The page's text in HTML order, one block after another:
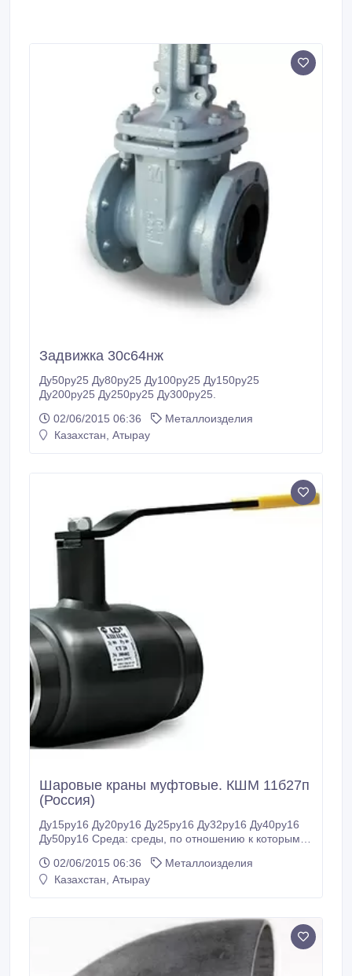
Задвижка 30с64нж
Ду50ру25 Ду80ру25 Ду100ру25 Ду150ру25
Ду200ру25 Ду250ру25 Ду300ру25.
02/06/2015 06:36
Металлоизделия
Казахстан, Атырау
Шаровые краны муфтовые. КШМ 11б27п
(Россия)
Ду15ру16 Ду20ру16 Ду25ру16 Ду32ру16 Ду40ру16
Ду50ру16 Среда: среды, по отношению к которым
стойки при температуре от -40 до +160 Условное
давление, МПа: 63 Материал корпуса: сталь
02/06/2015 06:36
Металлоизделия
Казахстан, Атырау